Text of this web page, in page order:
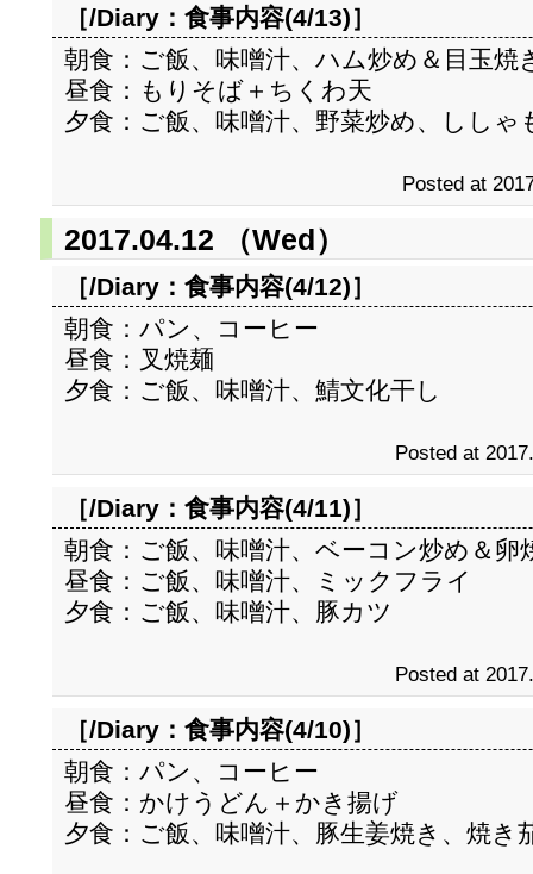
［/Diary： 食事内容(4/13)］
朝食：ご飯、味噌汁、ハム炒め＆目玉焼
昼食：もりそば＋ちくわ天
夕食：ご飯、味噌汁、野菜炒め、ししゃ
Posted at
2017.04.12 （Wed）
［/Diary： 食事内容(4/12)］
朝食：パン、コーヒー
昼食：叉焼麺
夕食：ご飯、味噌汁、鯖文化干し
Posted at
［/Diary： 食事内容(4/11)］
朝食：ご飯、味噌汁、ベーコン炒め＆卵
昼食：ご飯、味噌汁、ミックフライ
夕食：ご飯、味噌汁、豚カツ
Posted at
［/Diary： 食事内容(4/10)］
朝食：パン、コーヒー
昼食：かけうどん＋かき揚げ
夕食：ご飯、味噌汁、豚生姜焼き、焼き